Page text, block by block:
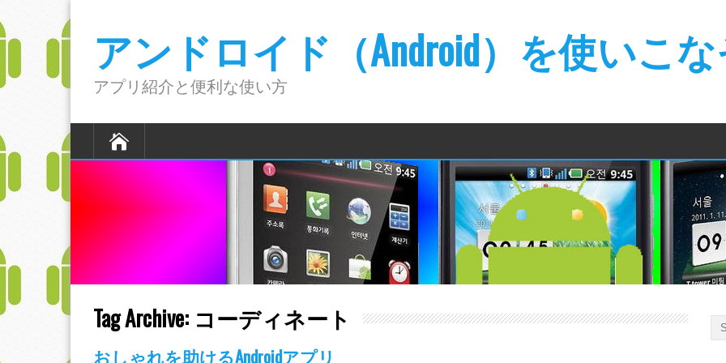
アンドロイド（Android）を使いこ
アプリ紹介と便利な使い方
Tag Archive: コーディネート
おしゃれを助けるAndroidアプリ